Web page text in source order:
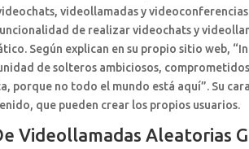
videollamadas y
de realizar videochats y
Según explican en su propio sitio web,
de solteros ambiciosos, comprometidos
porque no todo el mundo está aquí”. Su
que pueden crear los propios usuarios.
Videollamadas Aleatorias